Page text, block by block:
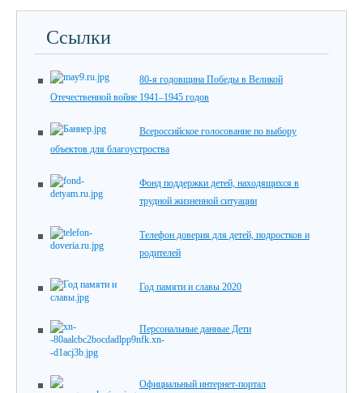
Ссылки
80-я годовщина Победы в Великой
Отечественной войне 1941–1945 годов
Всероссийское голосование по выбору
объектов для благоустроства
Фонд поддержки детей, находящихся в
трудной жизненной ситуации
Телефон доверия для детей, подростков и
родителей
Год памяти и славы 2020
Персональные данные Дети
Официальный интернет-портал